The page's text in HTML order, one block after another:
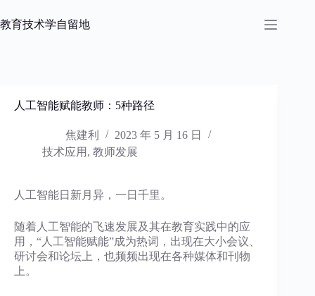
过
教育技术学自留地
人工智能赋能教师：5种路径
焦建利
2023 年 5 月 16 日
技术应用 , 教师发展
人工智能日新月异，一日千里。
随着人工智能的飞速发展及其在教育实践中的应
用，“人工智能赋能”成为热词，出现在大小会议、
研讨会和论坛上，也频频出现在各种媒体和刊物
上。